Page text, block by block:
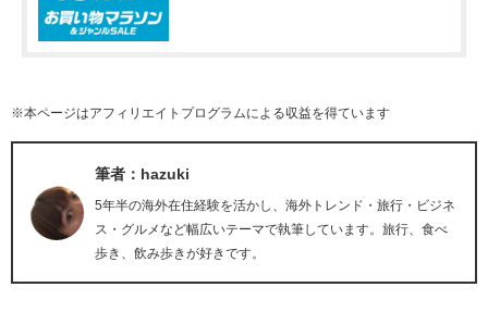
※本ページはアフィリエイトプログラムによる収益を得ています
筆者：hazuki
5年半の海外在住経験を活かし、海外トレンド・旅行・ビジネ
ス・グルメなど幅広いテーマで執筆しています。旅行、食べ
歩き、飲み歩きが好きです。